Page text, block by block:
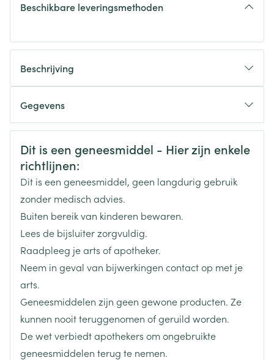
Beschikbare leveringsmethoden
Beschrijving
Gegevens
CNK
3108453
Organisaties
Merken Boiron
Breedte 15 mm
Lengte 65 mm
Diepte 15 mm
Hoeveelheid
Verpakking
4
Veiligheidsinformatie
Dit is een geneesmiddel - Hier zijn enkele
richtlijnen:
Dit is een geneesmiddel, geen langdurig gebruik
zonder medisch advies.
Buiten bereik van kinderen bewaren.
Lees de bijsluiter zorgvuldig.
Raadpleeg je arts of apotheker.
Neem in geval van bijwerkingen contact op met je
arts.
Geneesmiddelen zijn geen gewone producten. Ze
kunnen nooit teruggenomen of geruild worden.
De wet verbiedt apothekers om ongebruikte
geneesmiddelen terug te nemen.